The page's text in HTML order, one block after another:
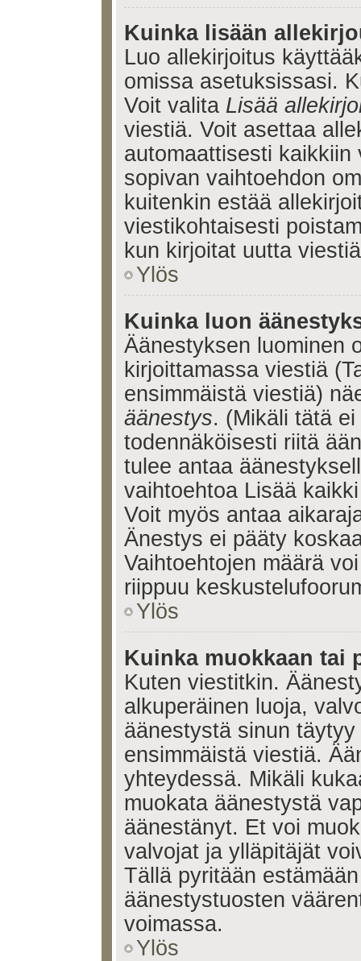
Kuinka lisään
Luo allekirjoitus
omissa asetuksissasi.
Voit valita Lisää
viestiä. Voit asettaa
automaattisesti
sopivan vaihtoehdon
kuitenkin estää
viestikohtaisesti
kun kirjoitat uutta
Ylös
Kuinka luon
Äänestyksen luominen
kirjoittamassa viestiä
ensimmäistä viestiä)
äänestys. (Mikäli tätä
todennäköisesti riitä
tulee antaa
vaihtoehtoa Lisää
Voit myös antaa
Änestys ei pääty
Vaihtoehtojen määrä
riippuu
Ylös
Kuinka muokkaan tai
Kuten viestitkin.
alkuperäinen luoja,
äänestystä sinun
ensimmäistä viestiä.
yhteydessä. Mikäli
muokata äänestystä
äänestänyt. Et voi
valvojat ja ylläpitäjät
Tällä pyritään
äänestystuosten
voimassa.
Ylös